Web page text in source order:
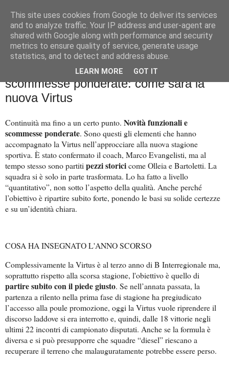
Palla al cerchio
venerdì 22 agosto 2025
Continuità e giovani, gerarchie e
scommesse ponderate: come sarà la
nuova Virtus
Continuità ma fino a un certo punto. Novità funzionali e
scommesse ponderate. Sono questi gli elementi che hanno
accompagnato la Virtus nell’approcciare alla nuova stagione
sportiva. È stato confermato il coach, Marco Evangelisti, ma al
tempo stesso sono partiti pezzi storicicome Olleia e Bartoletti. La
squadra si è solo in parte trasformata. Lo ha fatto a livello
“quantitativo”, non sotto l’aspetto della qualità. Anche perché
l’obiettivo è ripartire subito forte, ponendo le basi su solide certezze
e su un’identità chiara.
COSA HA INSEGNATO L'ANNO SCORSO
Complessivamente la Virtus è al terzo anno di B Interregionale ma,
soprattutto rispetto alla scorsa stagione, l'obiettivo è quello di
partire subito con il piede giusto. Se nell’annata passata, la
partenza a rilento nella prima fase di stagione ha pregiudicato
l’accesso alla poule promozione, oggi la Virtus vuole riprendere il
discorso laddove si era interrotto e, quindi, dalle 18 vittorie negli
ultimi 22 incontri di campionato disputati. Anche se la formula è
diversa e si può presupporre che squadre “diesel” riescano a
recuperare il terreno che malauguratamente potrebbe essere perso.
This site uses cookies from Google to deliver its services
and to analyze traffic. Your IP address and user-agent are
shared with Google along with performance and security
metrics to ensure quality of service, generate usage
statistics, and to detect and address abuse.
LEARN MORE GOT IT